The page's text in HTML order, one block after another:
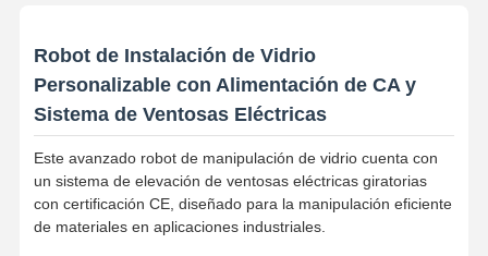
Tambor de cuerda de alambre
El gancho de grúa
Carro de Extremo
Robot de Instalación de Vidrio
Personalizable con Alimentación de CA y
Sistema de Ventosas Eléctricas
Este avanzado robot de manipulación de vidrio cuenta con
un sistema de elevación de ventosas eléctricas giratorias
con certificación CE, diseñado para la manipulación eficiente
de materiales en aplicaciones industriales.